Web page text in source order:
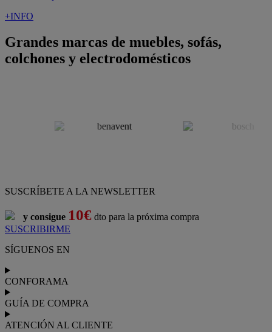
+INFO
Grandes marcas de muebles, sofás,
colchones y electrodomésticos
SUSCRÍBETE A LA NEWSLETTER
y consigue 10€ dto para la próxima compra
SUSCRIBIRME
SÍGUENOS EN
CONFORAMA
GUÍA DE COMPRA
ATENCIÓN AL CLIENTE